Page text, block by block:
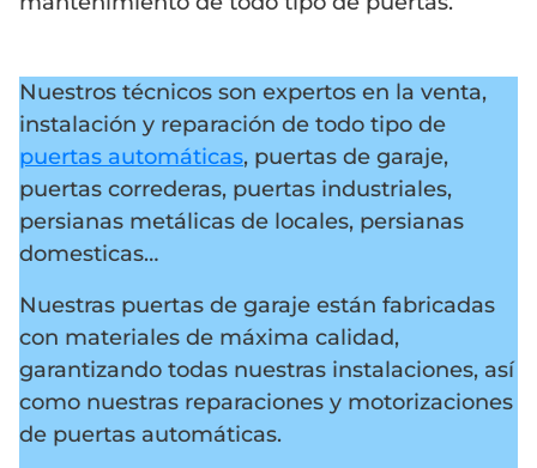
Nuestros técnicos son expertos en la venta,
instalación y reparación de todo tipo de
puertas automáticas, puertas de garaje,
puertas correderas, puertas industriales,
persianas metálicas de locales, persianas
domesticas…
Nuestras puertas de garaje están fabricadas
con materiales de máxima calidad,
garantizando todas nuestras instalaciones, así
como nuestras reparaciones y motorizaciones
de puertas automáticas.